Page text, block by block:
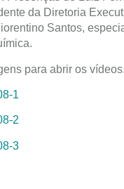
da Diretoria
Santos,
para abrir os vídeos.